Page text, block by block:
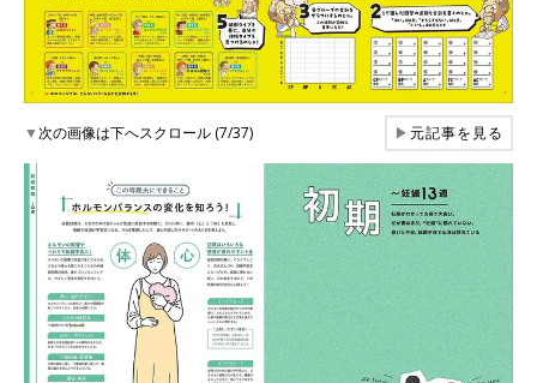
▼次の画像は下へスクロール (7/37) ▶元記事を見る